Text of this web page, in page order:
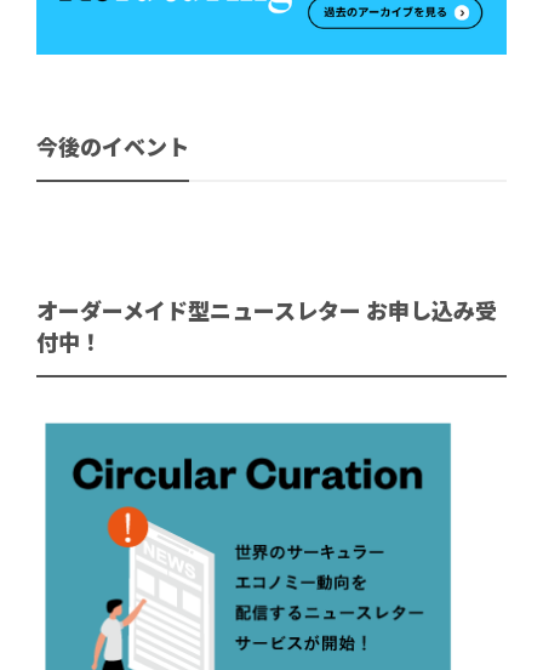
今後のイベント
オーダーメイド型ニュースレター お申し込み受
付中！